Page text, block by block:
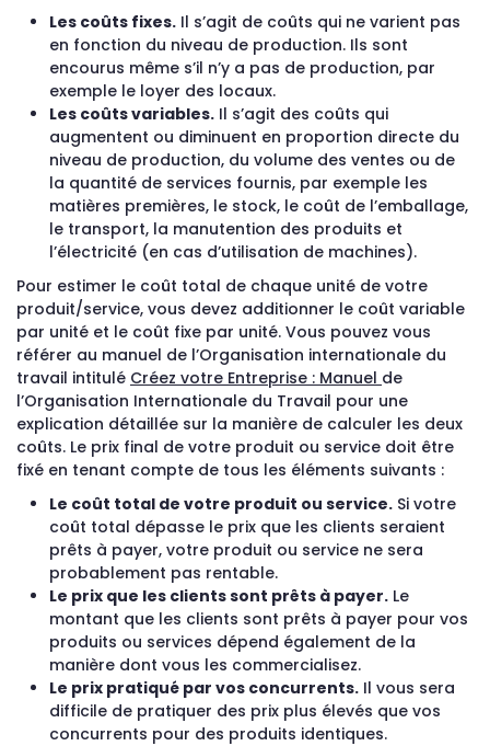
Les coûts fixes. Il s’agit de coûts qui ne varient pas
en fonction du niveau de production. Ils sont
encourus même s’il n’y a pas de production, par
exemple le loyer des locaux.
Les coûts variables. Il s’agit des coûts qui
augmentent ou diminuent en proportion directe du
niveau de production, du volume des ventes ou de
la quantité de services fournis, par exemple les
matières premières, le stock, le coût de l’emballage,
le transport, la manutention des produits et
l’électricité (en cas d’utilisation de machines).
Pour estimer le coût total de chaque unité de votre
produit/service, vous devez additionner le coût variable
par unité et le coût fixe par unité. Vous pouvez vous
référer au manuel de l’Organisation internationale du
travail intitulé Créez votre Entreprise : Manuel de
l’Organisation Internationale du Travail pour une
explication détaillée sur la manière de calculer les deux
coûts. Le prix final de votre produit ou service doit être
fixé en tenant compte de tous les éléments suivants :
Le coût total de votre produit ou service. Si votre
coût total dépasse le prix que les clients seraient
prêts à payer, votre produit ou service ne sera
probablement pas rentable.
Le prix que les clients sont prêts à payer. Le
montant que les clients sont prêts à payer pour vos
produits ou services dépend également de la
manière dont vous les commercialisez.
Le prix pratiqué par vos concurrents. Il vous sera
difficile de pratiquer des prix plus élevés que vos
concurrents pour des produits identiques.